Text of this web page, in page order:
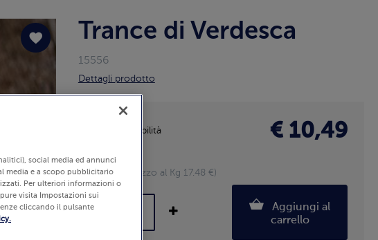
Trance di Verdesca
15556
Dettagli prodotto
Disponibilità € 10,49
Pezzi: 5-8
600 g (Prezzo al Kg 17.48 €)
Aggiungi al
carrello
social media ed annunci
media e a scopo pubblicitario
Per ulteriori informazioni o
visita Impostazioni sui
cliccando il pulsante